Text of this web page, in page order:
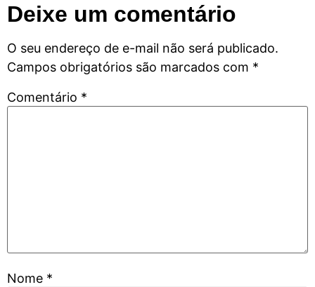
Deixe um comentário
O seu endereço de e-mail não será publicado.
Campos obrigatórios são marcados com *
Comentário *
Nome *